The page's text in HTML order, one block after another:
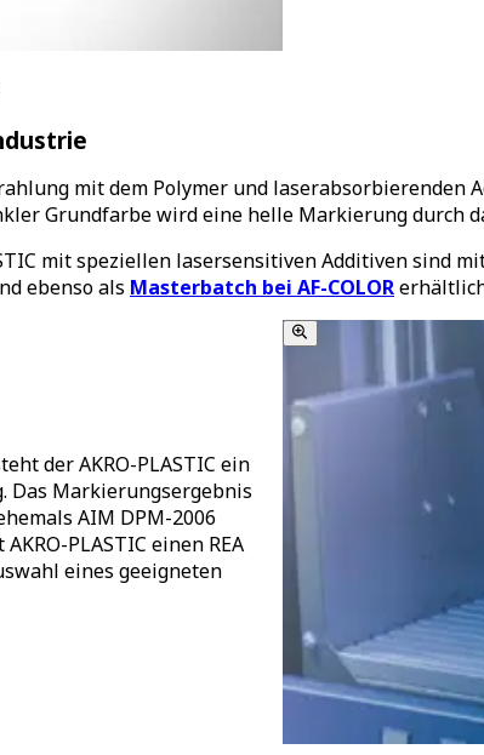
mit dem Polymer und laserabsorbierenden
Grundfarbe wird eine helle Markierung durch
mit speziellen lasersensitiven Additiven sind
ebenso als Masterbatch bei AF-COLOR
der AKRO-PLASTIC ein
Das Markierungsergebnis
AIM DPM-2006
PLASTIC einen REA
eines geeigneten